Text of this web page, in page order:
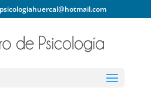
psicologiahuercal@hotmail.com